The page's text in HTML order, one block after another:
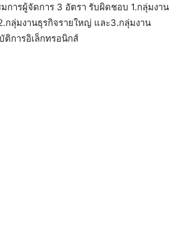
การผู้จัดการ 3 อัตรา รับผิดชอบ 1.กลุ่มงาน
กลุ่มงานธุรกิจรายใหญ่ และ3.กลุ่มงาน
ติการอิเล็กทรอนิกส์